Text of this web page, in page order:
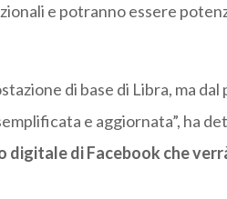
e potranno essere
di base di Libra, ma
e aggiornata”, ha
digitale di Facebook che